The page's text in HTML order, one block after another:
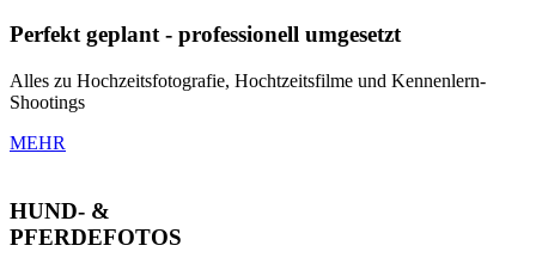
Perfekt geplant - professionell umgesetzt
Alles zu Hochzeitsfotografie, Hochtzeitsfilme und Kennenlern-
Shootings
MEHR
HUND- &
PFERDEFOTOS